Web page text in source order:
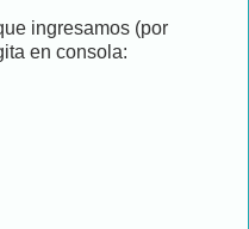
ingresamos (por
en consola: